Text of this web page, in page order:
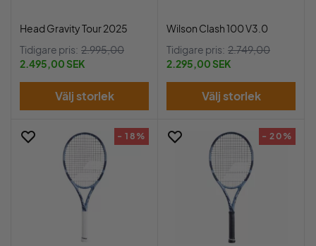
Head Gravity Tour 2025
Tidigare pris: 2.995,00
2.495,00 SEK
Välj storlek
Wilson Clash 100 V3.0
Tidigare pris: 2.749,00
2.295,00 SEK
Välj storlek
- 18% - 20%